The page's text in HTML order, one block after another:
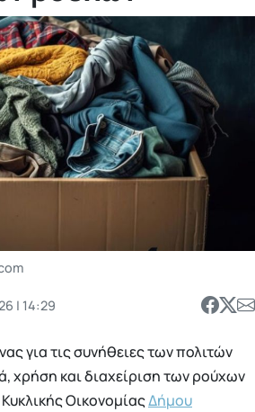
| 14:29
για τις συνήθειες των πολιτών
χρήση και διαχείριση των ρούχων
ΟικονομίαςΔήμου